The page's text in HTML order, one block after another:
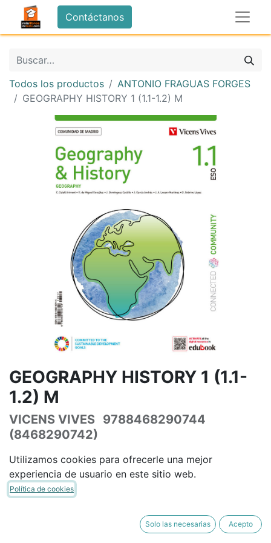
Contáctanos
Todos los productos
ANTONIO FRAGUAS FORGES
GEOGRAPHY HISTORY 1 (1.1-1.2) M
GEOGRAPHY HISTORY 1 (1.1-
1.2) M
VICENS VIVES 9788468290744
(8468290742)
54,53€ 64,15€ IVA Incluido
COMPRAR AHORA
Utilizamos cookies para ofrecerle una mejor
experiencia de usuario en este sitio web.
Política de cookies
Solo las necesarias Acepto